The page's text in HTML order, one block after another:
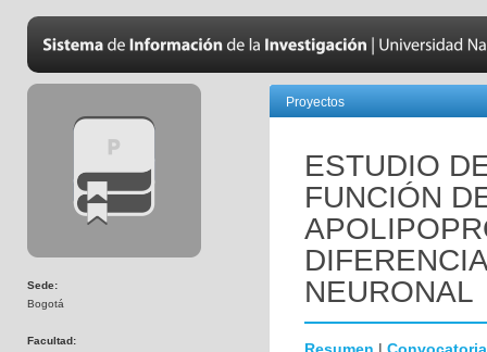
Sede:
Bogotá
Facultad:
Proyectos
ESTUDIO
FUNCIÓN
NEURONAL